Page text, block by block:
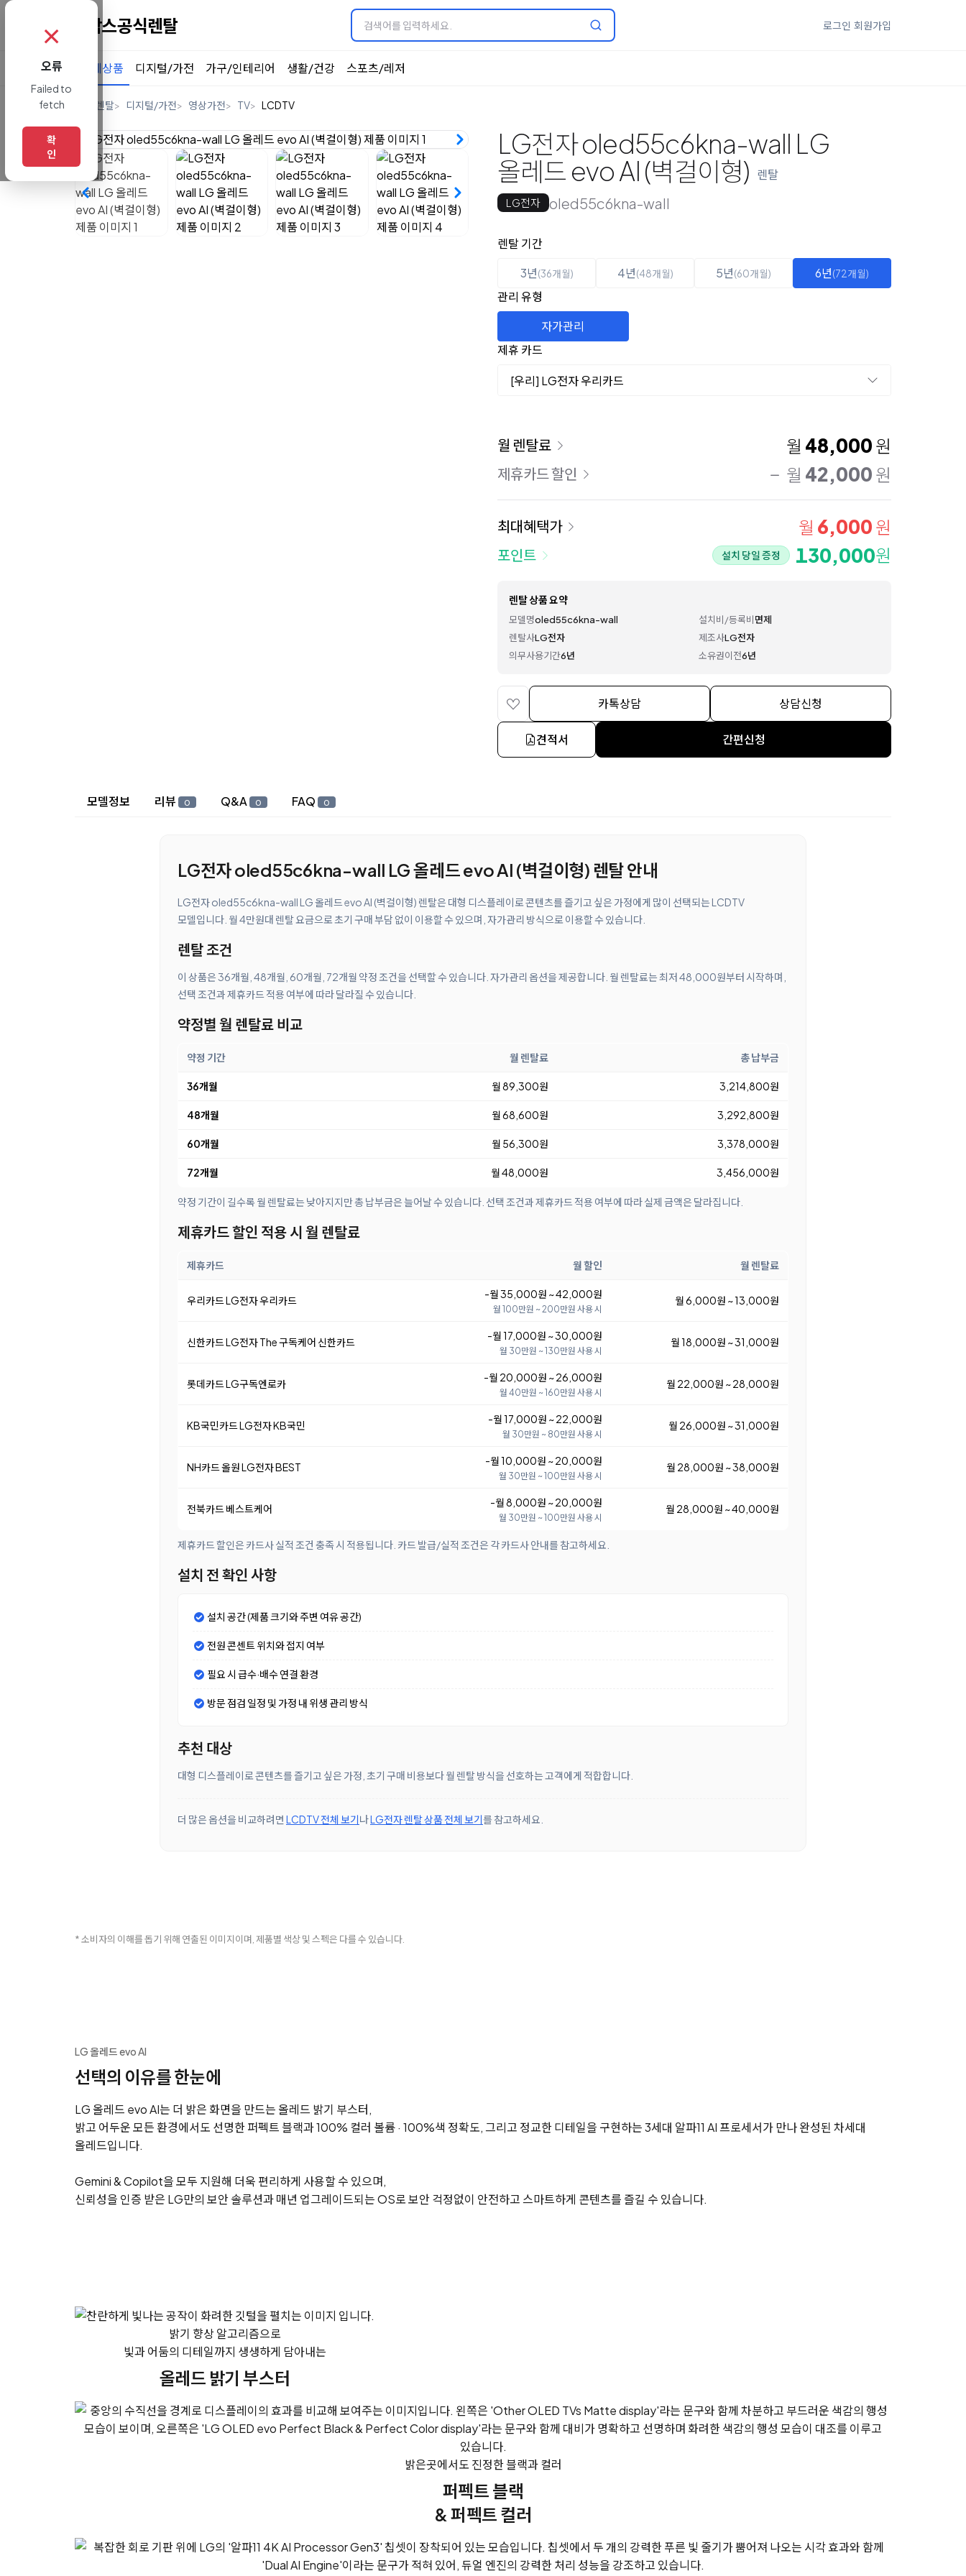
로그인 회원가입
전체상품 디지털/가전 가구/인테리어 생활/건강 스포츠/레저
렌탈 디지털/가전 영상가전 TV LCDTV
LG전자 oled55c6kna-wall LG
올레드 evo AI (벽걸이형) 렌탈
LG전자 oled55c6kna-wall
옵션 선택
렌탈 선택
렌탈 기간
3년(36개월) 4년(48개월) 5년(60개월) 6년(72개월)
관리 유형
자가관리
제휴 카드
[우리] LG전자 우리카드
이용 요금
월 렌탈료 월 48,000 원
제휴카드 할인 월 42,000 원
최대혜택가 월 6,000 원
포인트 설치 당일 증정 130,000원
렌탈 상품 요약
모델명oled55c6kna-wall 설치비/등록비면제
렌탈사LG전자 제조사LG전자
의무사용기간6년 소유권이전6년
카톡상담 상담신청
견적서 간편신청
상세 정보
모델정보 리뷰 0 Q&A 0 FAQ 0
LG전자 oled55c6kna-wall LG 올레드 evo AI (벽걸이형) 렌탈 안내
LG전자 oled55c6kna-wall LG 올레드 evo AI (벽걸이형) 렌탈은 대형 디스플레이로 콘텐츠를 즐기고 싶은 가정에게 많이 선택되는 LCDTV
모델입니다. 월 4만원대 렌탈 요금으로 초기 구매 부담 없이 이용할 수 있으며, 자가관리 방식으로 이용할 수 있습니다.
렌탈 조건
이 상품은 36개월, 48개월, 60개월, 72개월 약정 조건을 선택할 수 있습니다. 자가관리 옵션을 제공합니다. 월 렌탈료는 최저 48,000원부터 시작하며,
선택 조건과 제휴카드 적용 여부에 따라 달라질 수 있습니다.
약정별 월 렌탈료 비교
약정 기간 월 렌탈료 총 납부금
36개월 월 89,300원 3,214,800원
48개월 월 68,600원 3,292,800원
60개월 월 56,300원 3,378,000원
72개월 월 48,000원 3,456,000원
약정 기간이 길수록 월 렌탈료는 낮아지지만 총 납부금은 늘어날 수 있습니다. 선택 조건과 제휴카드 적용 여부에 따라 실제 금액은 달라집니다.
제휴카드 할인 적용 시 월 렌탈료
제휴카드 월 할인 월 렌탈료
우리카드 LG전자 우리카드 -월 35,000원 ~ 42,000원
월 100만원 ~ 200만원 사용 시
월 6,000원 ~ 13,000원
신한카드 LG전자 The 구독케어 신한카드 -월 17,000원 ~ 30,000원
월 30만원 ~ 130만원 사용 시
월 18,000원 ~ 31,000원
롯데카드 LG구독엔로카 -월 20,000원 ~ 26,000원
월 40만원 ~ 160만원 사용 시
월 22,000원 ~ 28,000원
KB국민카드 LG전자 KB국민 -월 17,000원 ~ 22,000원
월 30만원 ~ 80만원 사용 시
월 26,000원 ~ 31,000원
NH카드 올원 LG전자 BEST -월 10,000원 ~ 20,000원
월 30만원 ~ 100만원 사용 시
월 28,000원 ~ 38,000원
전북카드 베스트케어 -월 8,000원 ~ 20,000원
월 30만원 ~ 100만원 사용 시
월 28,000원 ~ 40,000원
제휴카드 할인은 카드사 실적 조건 충족 시 적용됩니다. 카드 발급/실적 조건은 각 카드사 안내를 참고하세요.
설치 전 확인 사항
설치 공간 (제품 크기와 주변 여유 공간)
전원 콘센트 위치와 접지 여부
필요 시 급수·배수 연결 환경
방문 점검 일정 및 가정 내 위생 관리 방식
추천 대상
대형 디스플레이로 콘텐츠를 즐기고 싶은 가정, 초기 구매 비용보다 월 렌탈 방식을 선호하는 고객에게 적합합니다.
더 많은 옵션을 비교하려면 LCDTV 전체 보기나LG전자 렌탈 상품 전체 보기를 참고하세요.
* 소비자의 이해를 돕기 위해 연출된 이미지이며, 제품별 색상 및 스펙은 다를 수 있습니다.
LG 올레드 evo AI
선택의 이유를 한눈에
LG 올레드 evo AI는 더 밝은 화면을 만드는 올레드 밝기 부스터,
밝고 어두운 모든 환경에서도 선명한 퍼펙트 블랙과 100% 컬러 볼륨 · 100%색 정확도, 그리고 정교한 디테일을 구현하는 3세대 알파11 AI 프로세서가 만나 완성된 차세대
올레드입니다.
Gemini & Copilot을 모두 지원해 더욱 편리하게 사용할 수 있으며,
신뢰성을 인증 받은 LG만의 보안 솔루션과 매년 업그레이드되는 OS로 보안 걱정없이 안전하고 스마트하게 콘텐츠를 즐길 수 있습니다.
밝기 향상 알고리즘으로
빛과 어둠의 디테일까지 생생하게 담아내는
올레드 밝기 부스터
밝은곳에서도 진정한 블랙과 컬러
퍼펙트 블랙
& 퍼펙트 컬러
✗
오류
Failed to
fetch
확
인